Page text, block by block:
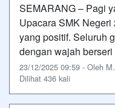
SEMARANG – Pagi
Upacara SMK
yang positif. Seluruh
dengan wajah
23/12/2025 09:59 - Oleh
Dilihat 436 kali